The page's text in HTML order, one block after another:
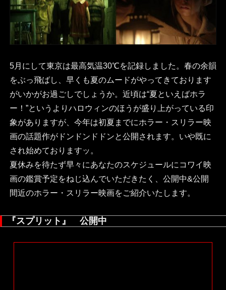
5月にして東京は最高気温30℃を記録しました。春の余韻
をぶっ飛ばし、早くも夏のムードがやってきております
がいかがお過ごしでしょうか。近頃は“夏といえばホラ
ー！”というよりハロウィンのほうが盛り上がっている印
象がありますが、今年は初夏までにホラー・スリラー映
画の話題作がドンドンドドンと公開されます。いや既に
され始めておりますッ。
夏休みを待たず早々にあなたのスケジュールにコワイ映
画の鑑賞予定をねじ込んでいただきたく、公開中&公開
間近のホラー・スリラー映画をご紹介いたします。
『スプリット』 公開中